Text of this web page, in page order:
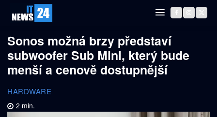
Sonos možná brzy představí
subwoofer Sub Mini, který bude
menší a cenově dostupnější
HARDWARE
2 min.